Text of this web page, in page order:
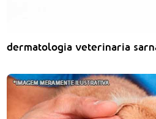
dermatologia veterinaria